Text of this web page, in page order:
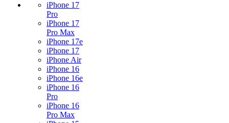
iPhone 17
Pro
iPhone 17
Pro Max
iPhone 17e
iPhone 17
iPhone Air
iPhone 16
iPhone 16e
iPhone 16
Pro
iPhone 16
Pro Max